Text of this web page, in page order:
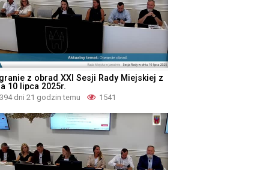
z obrad XXI Sesji Rady Miejskiej z
10 lipca 2025r.
394 dni 21 godzin temu 1541